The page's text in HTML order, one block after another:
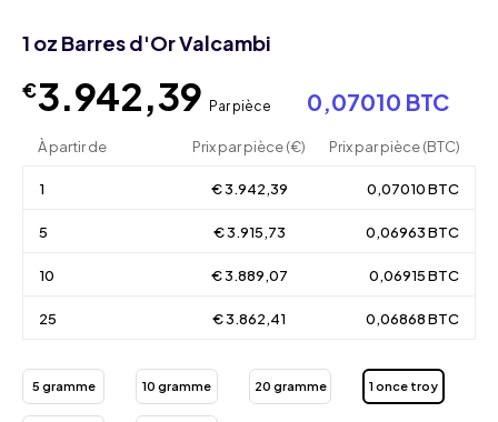
1 oz Barres d'Or Valcambi
€3.942,39 Par pièce 0,07010 BTC
À partir de Prix par pièce (€) Prix par pièce (BTC)
1 € 3.942,39 0,07010 BTC
5 € 3.915,73 0,06963 BTC
10 € 3.889,07 0,06915 BTC
25 € 3.862,41 0,06868 BTC
5 gramme 10 gramme 20 gramme 1 once troy